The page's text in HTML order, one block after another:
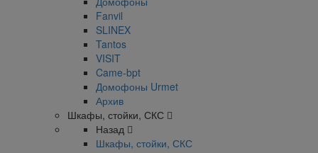
Fanvil
SLINEX
Tantos
VISIT
Came-bpt
Домофоны Urmet
Архив
Шкафы, стойки, СКС
Назад
Шкафы, стойки, СКС